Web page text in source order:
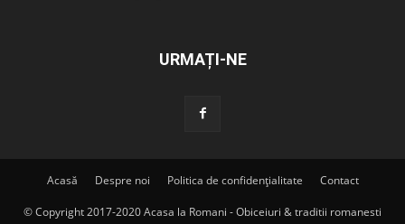
URMAȚI-NE
Acasă Despre noi Politica de confidențialitate Contact
© Copyright 2017-2020 Acasa la Romani - Obiceiuri & traditii romanesti